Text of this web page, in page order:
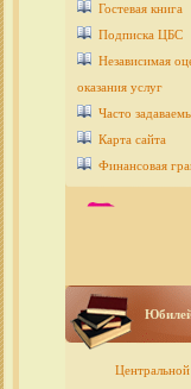
Гостевая книга
Подписка ЦБС
Независимая
оказания услуг
Часто
Карта сайта
Финансовая